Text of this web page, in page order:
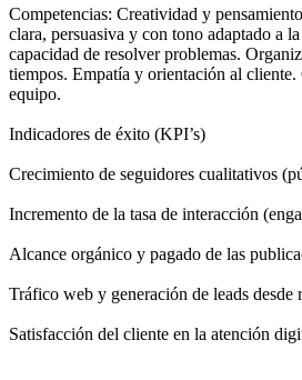
Competencias: Creatividad y
clara, persuasiva y con tono adaptado a
capacidad de resolver problemas.
tiempos. Empatía y orientación al cliente.
equipo.
Indicadores de éxito (KPI’s)
Crecimiento de seguidores cualitativos
Incremento de la tasa de interacción
Alcance orgánico y pagado de las
Tráfico web y generación de leads desde
Satisfacción del cliente en la atención